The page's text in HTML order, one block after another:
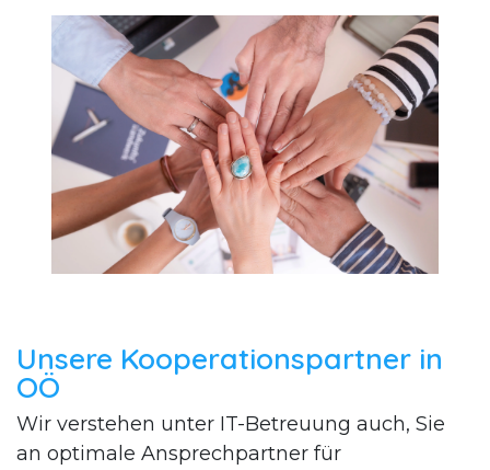
Unsere Kooperationspartner in
OÖ
Wir verstehen unter IT-Betreuung auch, Sie
an optimale Ansprechpartner für